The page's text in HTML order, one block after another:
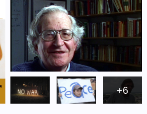
+6